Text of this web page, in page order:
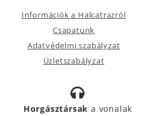
Információk a Halcatrazról
Csapatunk
Adatvédelmi szabályzat
Üzletszabályzat
Horgásztársak a vonalak